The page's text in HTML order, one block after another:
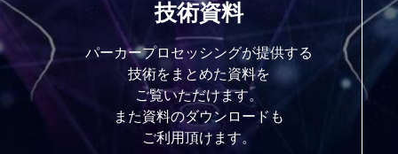
技術資料
パーカープロセッシングが提供する
技術をまとめた資料を
ご覧いただけます。
また資料のダウンロードも
ご利用頂けます。